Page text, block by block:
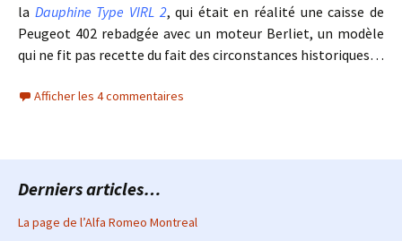
la Dauphine Type VIRL 2, qui était en réalité une caisse de
Peugeot 402 rebadgée avec un moteur Berliet, un modèle
qui ne fit pas recette du fait des circonstances historiques…
Afficher les 4 commentaires
Derniers articles…
La page de l’Alfa Romeo Montreal